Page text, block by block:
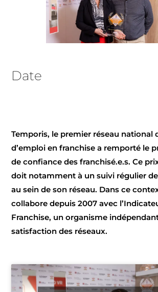
Date
Temporis, le premier réseau national
d’emploi en franchise a remporté le
de confiance des franchisé.e.s. Ce
doit notamment à un suivi régulier
au sein de son réseau. Dans ce
collabore depuis 2007 avec
Franchise, un organisme
satisfaction des réseaux.